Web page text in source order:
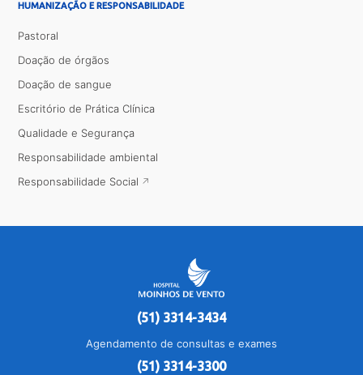
HUMANIZAÇÃO E RESPONSABILIDADE
Pastoral
Doação de órgãos
Doação de sangue
Escritório de Prática Clínica
Qualidade e Segurança
Responsabilidade ambiental
Responsabilidade Social
(51) 3314-3434
Agendamento de consultas e exames
(51) 3314-3300